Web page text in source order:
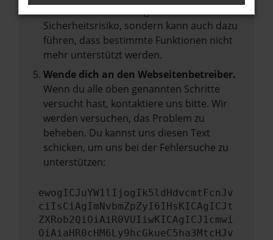
Veraltete Software birgt nicht nur ein
Sicherheitsrisiko, sondern kann auch dazu
führen, dass bestimmte Funktionen nicht
mehr unterstützt werden.
Wende dich an den Webseitenbetreiber.
Wenn du alle oben genannten Schritte
versucht hast, kontaktiere uns bitte. Wir
werden versuchen, das Problem zu
beheben. Du kannst uns diesen Text
schicken, um uns bei der Fehlersuche zu
unterstützen:
ewogICJuYW1lIjogIk5ldHdvcmtFcnJv
ciIsCiAgImNvbmZpZyI6IHsKICAgICJt
ZXRob2QiOiAiR0VUIiwKICAgICJ1cmwi
OiAiaHR0cHM6Ly9hcGkueC5ha3MtcHJv